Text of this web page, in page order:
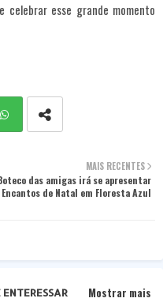
esse grande momento
MAIS RECENTES
das amigas irá se apresentar
Encantos de Natal em Floresta Azul
Mostrar mais